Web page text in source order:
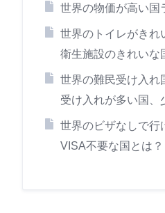
世界の物価が高い国
世界のトイレがきれ
衛生施設のきれいな
世界の難民受け入れ
受け入れが多い国、
世界のビザなしで行
VISA不要な国とは？